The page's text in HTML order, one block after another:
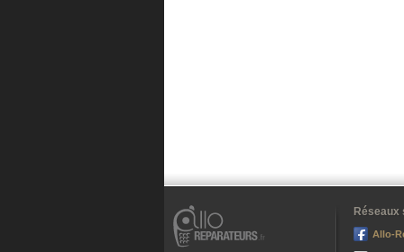
Réseaux
Allo-